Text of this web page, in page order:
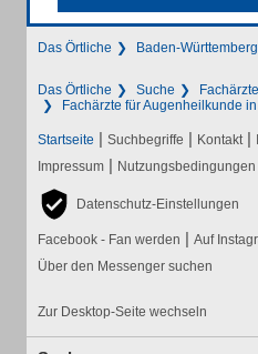
Das Örtliche Baden-Württemberg
Das Örtliche Suche
Fachärzte für Augenheilkunde
Startseite | Suchbegriffe | Kontakt |
Impressum | Nutzungsbedingungen
Datenschutz-Einstellungen
Facebook - Fan werden | Auf
Über den Messenger suchen
Zur Desktop-Seite wechseln